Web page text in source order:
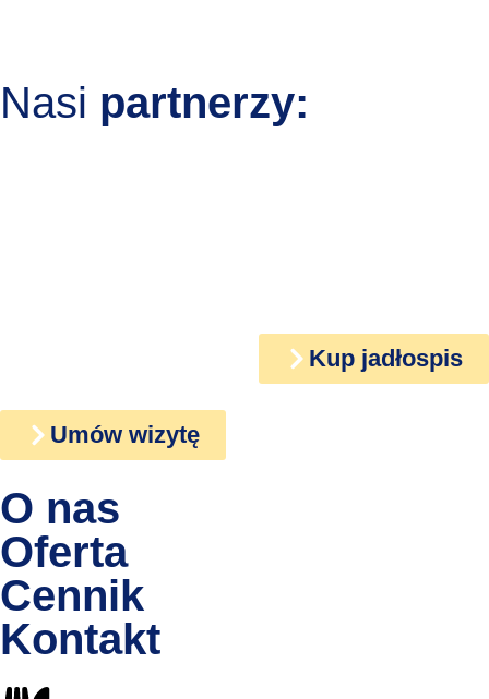
Nasi partnerzy:
Kup jadłospis
Umów wizytę
O nas
Oferta
Cennik
Kontakt